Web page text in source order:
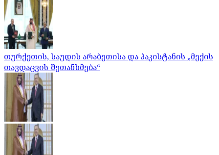
თურქეთის, საუდის არაბეთისა და პაკისტანის „მექის
თავდაცვის შეთანხმება“